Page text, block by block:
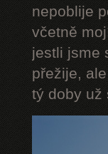
nepoblije
včetně
jestli jsme
přežije,
tý doby už